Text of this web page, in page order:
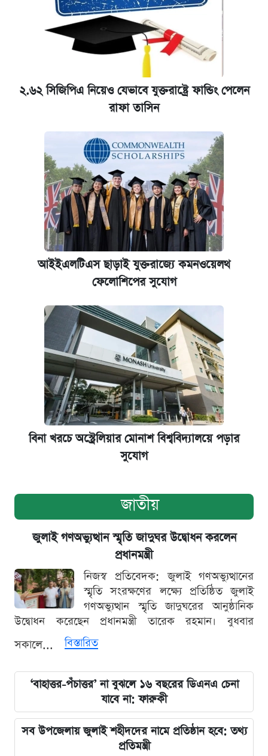
২.৬২ সিজিপিএ নিয়েও যেভাবে যুক্তরাষ্ট্রে ফান্ডিং পেলেন
রাফা তাসিন
আইইএলটিএস ছাড়াই যুক্তরাজ্যে কমনওয়েলথ
ফেলোশিপের সুযোগ
বিনা খরচে অস্ট্রেলিয়ার মোনাশ বিশ্ববিদ্যালয়ে পড়ার
সুযোগ
জাতীয়
জুলাই গণঅভ্যুত্থান স্মৃতি জাদুঘর উদ্বোধন করলেন
প্রধানমন্ত্রী
নিজস্ব প্রতিবেদক: জুলাই গণঅভ্যুত্থানের
স্মৃতি সংরক্ষণের লক্ষ্যে প্রতিষ্ঠিত জুলাই
গণঅভ্যুত্থান স্মৃতি জাদুঘরের আনুষ্ঠানিক
উদ্বোধন করেছেন প্রধানমন্ত্রী তারেক রহমান। বুধবার
সকালে...
বিস্তারিত
‘বাহাত্তর-পঁচাত্তর’ না বুঝলে ১৬ বছরের ডিএনএ চেনা
যাবে না: ফারুকী
সব উপজেলায় জুলাই শহীদদের নামে প্রতিষ্ঠান হবে: তথ্য
প্রতিমন্ত্রী